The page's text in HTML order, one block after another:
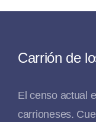
Carrión de
El censo actual
carrioneses.